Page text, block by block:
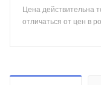
Цена действительна
отличаться от цен в